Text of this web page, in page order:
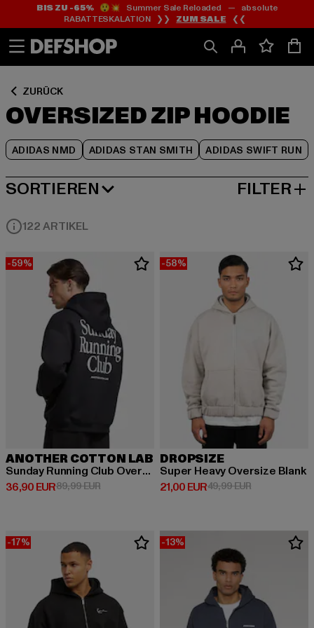
Zum
Inhalt
springen
Zum
Fußzeile
springen
BIS ZU -65%😲💥 Summer Sale Reloaded — absolute
RABATTESKALATION ❯❯ ZUM SALE ❮❮
ZURÜCK
OVERSIZED ZIP HOODIE
ADIDAS NMD ADIDAS STAN SMITH ADIDAS SWIFT RUN
Zum
Produktraster
springen
SORTIEREN
BELIEBTESTE FILTER
122 ARTIKEL
-59%
ANOTHER COTTON LAB
Sunday Running Club Oversized
36,90 EUR
Derzeitiger Preis: 36,90 EUR
89,99 EURAktionspreis: 89,99 EUR
-58%
DROPSIZE
Super Heavy Oversize Blank
21,00 EUR
Derzeitiger Preis: 21,00 EUR
49,99 EURAktionspreis:
-17% -13%